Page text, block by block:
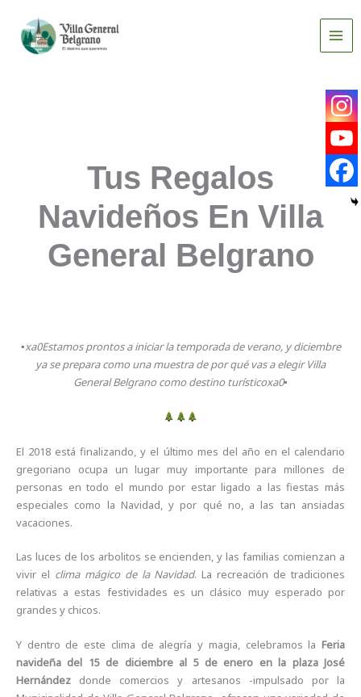
contenido
Tus Regalos
Navideños En Villa
General Belgrano
▪xa0Estamos prontos a iniciar la temporada de verano, y diciembre
ya se prepara como una muestra de por qué vas a elegir Villa
General Belgrano como destino turísticoxa0▪
El 2018 está finalizando, y el último mes del año en el calendario
gregoriano ocupa un lugar muy importante para millones de
personas en todo el mundo por estar ligado a las fiestas más
especiales como la Navidad, y por qué no, a las tan ansiadas
vacaciones.
Las luces de los arbolitos se encienden, y las familias comienzan a
vivir el clima mágico de la Navidad. La recreación de tradiciones
relativas a estas festividades es un clásico muy esperado por
grandes y chicos.
Y dentro de este clima de alegría y magia, celebramos la Feria
navideña del 15 de diciembre al 5 de enero en la plaza José
Hernández donde comercios y artesanos -impulsado por la